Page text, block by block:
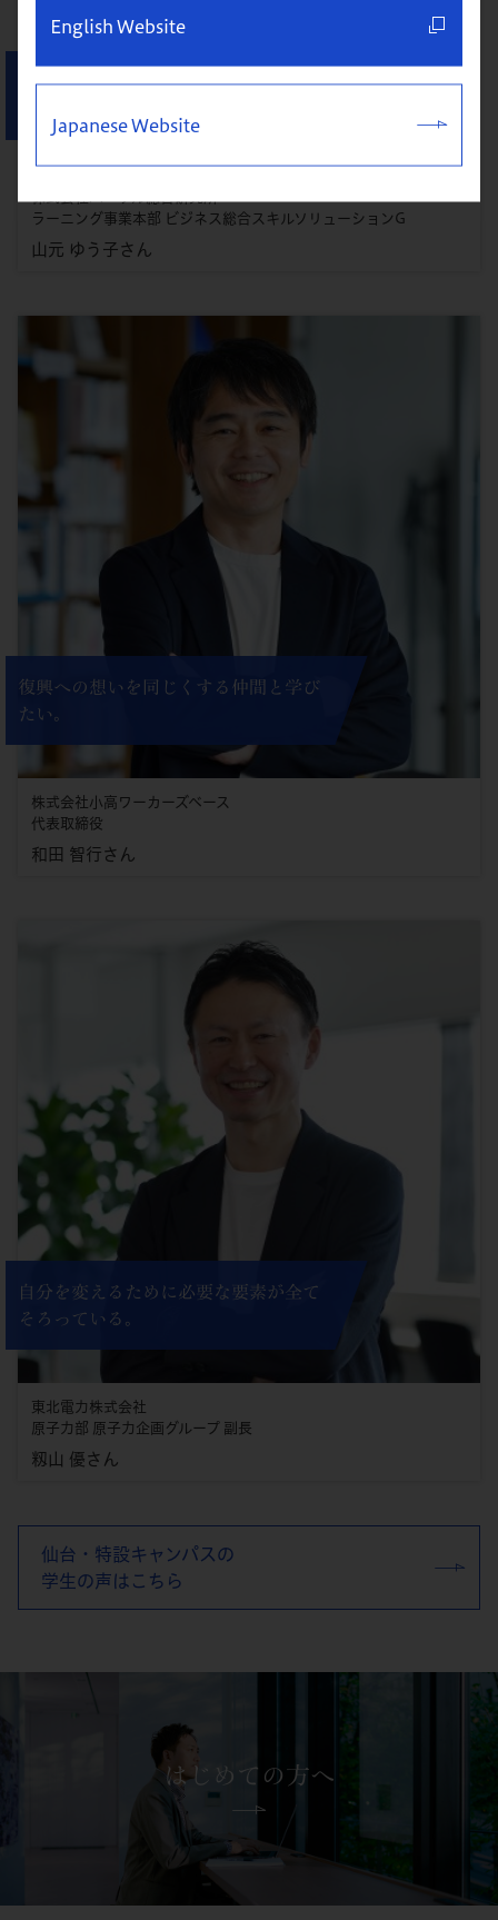
English Website
Japanese Website
グロービスの仲間と出会い、自分の可
ラーニング事業本部 ビジネス総合スキルソリューションG
山元 ゆう子さん
復興への想いを同じくする仲間と学び
たい。
株式会社小高ワーカーズベース
代表取締役
和田 智行さん
自分を変えるために必要な要素が全て
そろっている。
東北電力株式会社
原子力部 原子力企画グループ 副長
籾山 優さん
仙台・特設キャンパスの
学生の声はこちら
はじめての方へ